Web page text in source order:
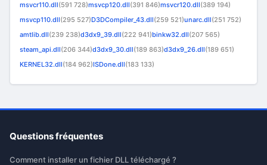
msvcr110.dll(591 728)msvcp120.dll(391 846)msvcr120.dll(389 194)
msvcp110.dll(295 527)D3DCompiler_43.dll(259 521)unarc.dll(251 752)
amtlib.dll(239 238)d3dx9_39.dll(222 941)binkw32.dll(207 565)
steam_api.dll(206 344)d3dx9_30.dll(189 863)d3dx9_26.dll(189 651)
KERNEL32.dll(184 962)ISDone.dll(183 133)
Questions fréquentes
Comment installer un fichier DLL téléchargé ?